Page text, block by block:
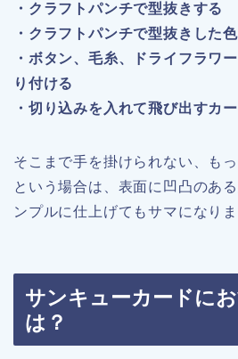
・クラフトパンチで型抜きする
・クラフトパンチで型抜きした
・ボタン、毛糸、ドライフラワ
り付ける
・切り込みを入れて飛び出すカ
そこまで手を掛けられない、も
という場合は、表面に凹凸のあ
ンプルに仕上げてもサマになりま
サンキューカードに
は？